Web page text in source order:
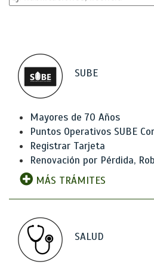
SUBE
Mayores de 70 Años
Puntos Operativos SUBE
Registrar Tarjeta
Renovación por Pérdida,
MÁS TRÁMITES
SALUD